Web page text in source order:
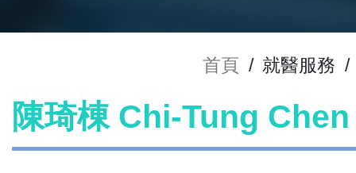
首頁 / 就醫服務 /
陳琦棟 Chi-Tung